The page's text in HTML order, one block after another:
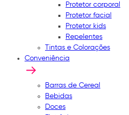
Protetor corporal
Protetor facial
Protetor kids
Repelentes
Tintas e Colorações
Conveniência
Barras de Cereal
Bebidas
Doces